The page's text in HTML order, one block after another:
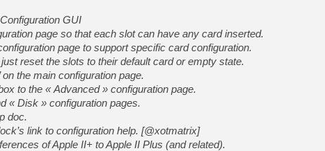
[GK] Agenda - GeForce
[GK] Devolver Digital en a
[LS] [PS5] ps5-y2jb-
[GK] Pourquoi Marvel
[GK] Test : Restory : Chill
[GK] GTA 6 : Rockstar
[GK] Hot Wheels Infinite
[GK] Mémoire cash -
[GK] Résultats Nintendo :
GUI
page so that each slot can have any card inserted.
page to support specific card configuration.
just reset the slots to their default card or empty state.
on the main configuration page.
to the « Advanced » configuration page.
« Disk » configuration pages.
doc.
link to configuration help. [@xotmatrix]
of Apple II+ to Apple II Plus (and related).